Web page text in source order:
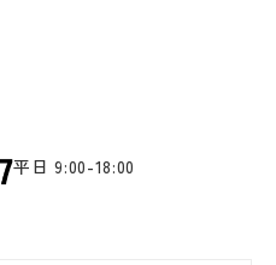
平日 9:00-18:00